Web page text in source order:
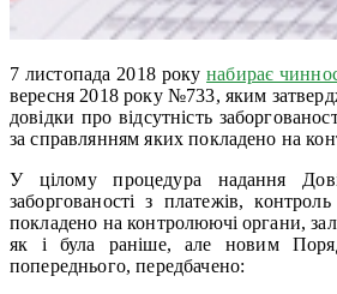
7 листопада 2018 рокунабирає
вересня 2018 року №733, яким
довідки про відсутність
за справлянням яких покладено на
У цілому процедура надання
заборгованості з платежів,
покладено на контролюючі органи,
як і була раніше, але новим
попереднього, передбачено: